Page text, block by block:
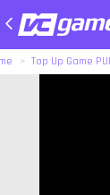
Top Up Game